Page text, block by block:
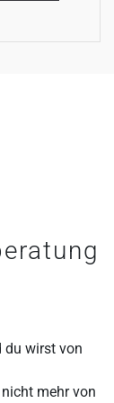
du wirst von
mehr von